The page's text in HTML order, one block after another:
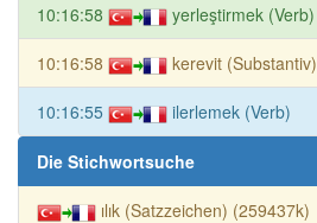
10:16:58 yerleştirmek (Verb)
10:16:58 kerevit (Substantiv)
10:16:55 ilerlemek (Verb)
Die Stichwortsuche
ılık (Satzzeichen) (259437k)